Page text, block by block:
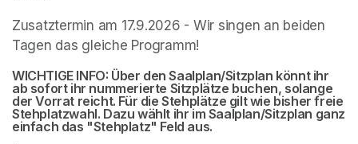
Zusatztermin am 17.9.2026 - Wir singen an beiden
Tagen das gleiche Programm!
WICHTIGE INFO: Über den Saalplan/Sitzplan könnt ihr
ab sofort ihr nummerierte Sitzplätze buchen, solange
der Vorrat reicht. Für die Stehplätze gilt wie bisher freie
Stehplatzwahl. Dazu wählt ihr im Saalplan/Sitzplan ganz
einfach das "Stehplatz" Feld aus.